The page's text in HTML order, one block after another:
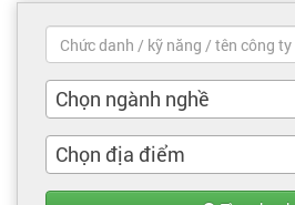
Trang chủ
Việc làm mới nhất
Tìm việc làm
Chọn ngành nghề
Chọn địa điểm